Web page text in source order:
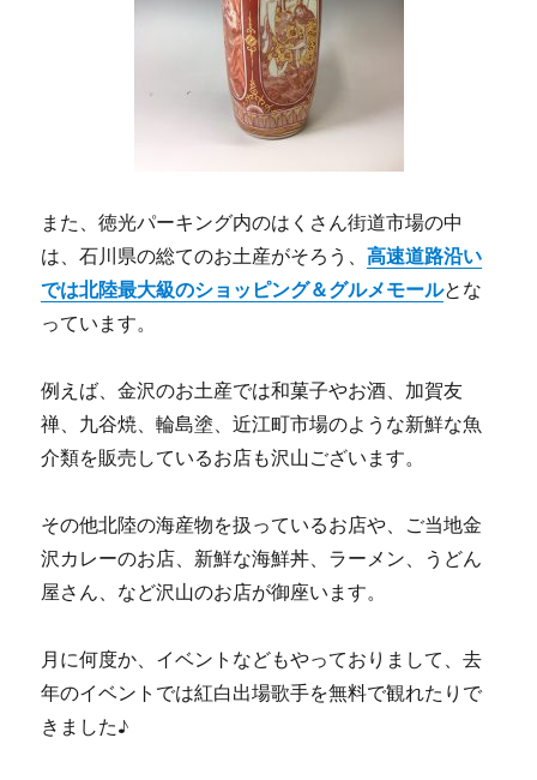
また、徳光パーキング内のはくさん街道市場の中
は、石川県の総てのお土産がそろう、高速道路沿い
では北陸最大級のショッピング＆グルメモールとな
っています。
例えば、金沢のお土産では和菓子やお酒、加賀友
禅、九谷焼、輪島塗、近江町市場のような新鮮な魚
介類を販売しているお店も沢山ございます。
その他北陸の海産物を扱っているお店や、ご当地金
沢カレーのお店、新鮮な海鮮丼、ラーメン、うどん
屋さん、など沢山のお店が御座います。
月に何度か、イベントなどもやっておりまして、去
年のイベントでは紅白出場歌手を無料で観れたりで
きました♪